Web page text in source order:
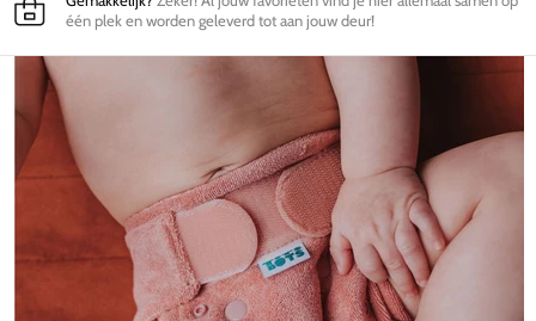
één plek en worden geleverd tot aan jouw deur!